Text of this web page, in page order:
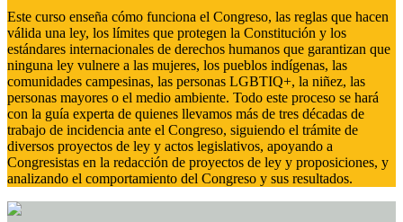
Este curso enseña cómo funciona el Congreso, las reglas que hacen
válida una ley, los límites que protegen la Constitución y los
estándares internacionales de derechos humanos que garantizan que
ninguna ley vulnere a las mujeres, los pueblos indígenas, las
comunidades campesinas, las personas LGBTIQ+, la niñez, las
personas mayores o el medio ambiente. Todo este proceso se hará
con la guía experta de quienes llevamos más de tres décadas de
trabajo de incidencia ante el Congreso, siguiendo el trámite de
diversos proyectos de ley y actos legislativos, apoyando a
Congresistas en la redacción de proyectos de ley y proposiciones, y
analizando el comportamiento del Congreso y sus resultados.